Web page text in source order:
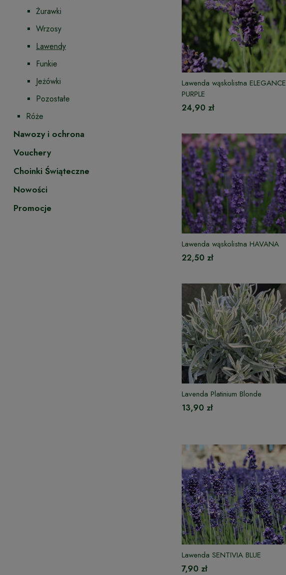
Żurawki
Wrzosy
Lawendy
Funkie
Jeżówki
Pozostałe
Róże
Nawozy i ochrona
Vouchery
Choinki Świąteczne
Nowości
Promocje
Lawenda wąskolistna ELEGANCE
PURPLE
24,90 zł
Lawenda wąskolistna HAVANA
22,50 zł
Lavenda Platinium Blonde
13,90 zł
Lawenda SENTIVIA BLUE
7,90 zł